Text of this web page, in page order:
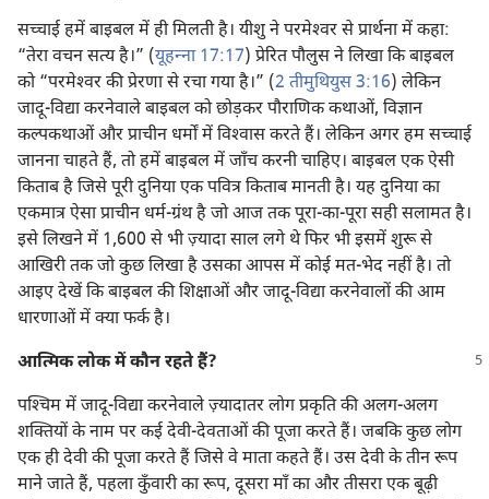
सच्चाई हमें बाइबल में ही मिलती है। यीशु ने परमेश्‍वर से प्रार्थना में कहा:
“तेरा वचन सत्य है।” (यूहन्‍ना 17:17) प्रेरित पौलुस ने लिखा कि बाइबल
को “परमेश्‍वर की प्रेरणा से रचा गया है।” (2 तीमुथियुस 3:16) लेकिन
जादू-विद्या करनेवाले बाइबल को छोड़कर पौराणिक कथाओं, विज्ञान
कल्पकथाओं और प्राचीन धर्मों में विश्‍वास करते हैं। लेकिन अगर हम सच्चाई
जानना चाहते हैं, तो हमें बाइबल में जाँच करनी चाहिए। बाइबल एक ऐसी
किताब है जिसे पूरी दुनिया एक पवित्र किताब मानती है। यह दुनिया का
एकमात्र ऐसा प्राचीन धर्म-ग्रंथ है जो आज तक पूरा-का-पूरा सही सलामत है।
इसे लिखने में 1,600 से भी ज़्यादा साल लगे थे फिर भी इसमें शुरू से
आखिरी तक जो कुछ लिखा है उसका आपस में कोई मत-भेद नहीं है। तो
आइए देखें कि बाइबल की शिक्षाओं और जादू-विद्या करनेवालों की आम
धारणाओं में क्या फर्क है।
आत्मिक लोक में कौन रहते हैं?
पश्‍चिम में जादू-विद्या करनेवाले ज़्यादातर लोग प्रकृति की अलग-अलग
शक्‍तियों के नाम पर कई देवी-देवताओं की पूजा करते हैं। जबकि कुछ लोग
एक ही देवी की पूजा करते हैं जिसे वे माता कहते हैं। उस देवी के तीन रूप
माने जाते हैं, पहला कुँवारी का रूप, दूसरा माँ का और तीसरा एक बूढ़ी